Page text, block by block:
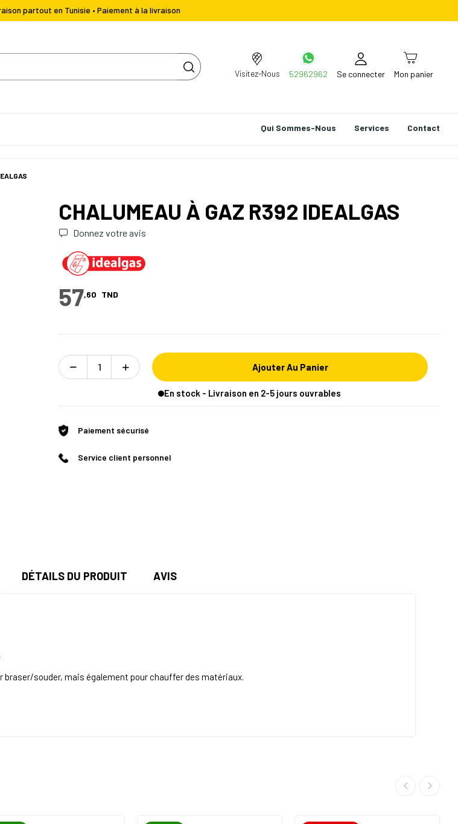
partout en Tunisie • Paiement à la livraison
Visitez-Nous 52962962 Se connecter Mon panier
Qui Sommes-Nous Services Contact
CHALUMEAU À GAZ R392 IDEALGAS
Donnez votre avis
57,60 TND
Ajouter Au Panier
En stock - Livraison en 2-5 jours ouvrables
Paiement sécurisé
Service client personnel
DÉTAILS DU PRODUIT AVIS
braser/souder, mais également pour chauffer des matériaux.